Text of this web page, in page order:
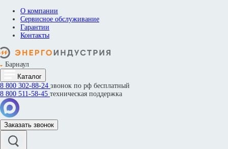
О компании
Сервисное обслуживание
Гарантии
Контакты
Барнаул
Каталог
8 800 302-88-24 звонок по рф бесплатный
8 800 511-58-45 техническая поддержка
Заказать звонок